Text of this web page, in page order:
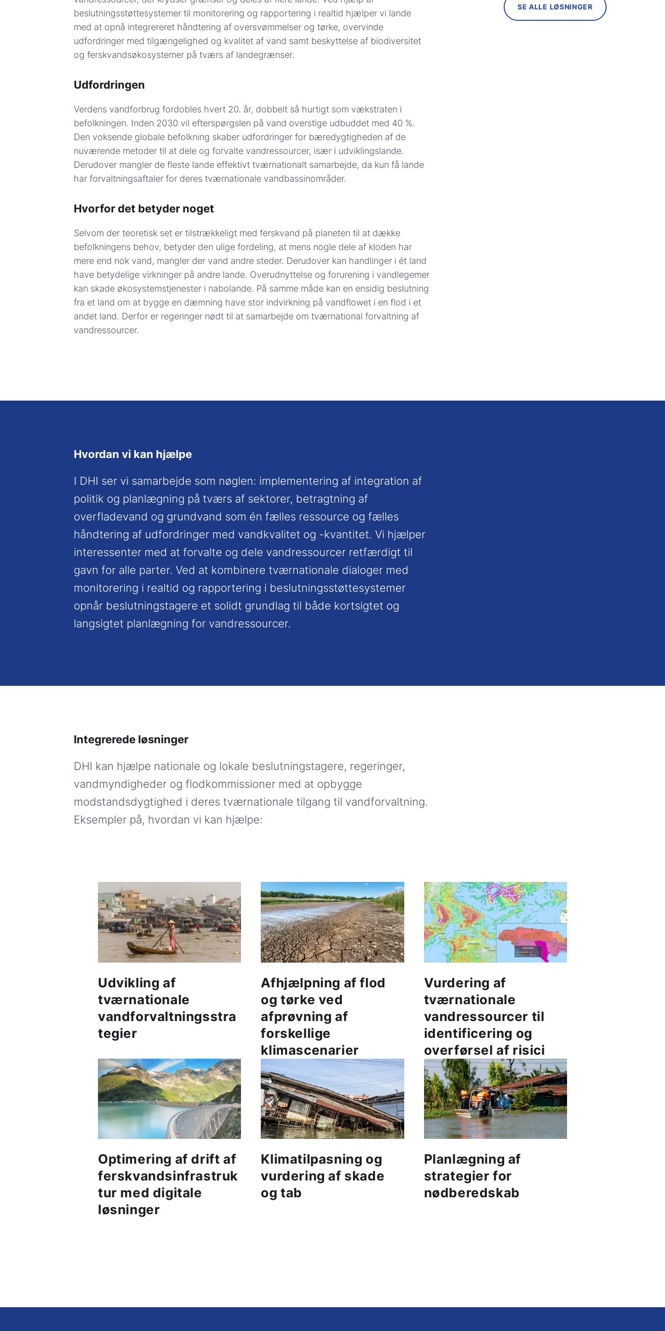
beslutningsstøttesystemer til monitorering og rapportering i realtid hjælper vi lande
med at opnå integrereret håndtering af oversvømmelser og tørke, overvinde
udfordringer med tilgængelighed og kvalitet af vand samt beskyttelse af biodiversitet
og ferskvandsøkosystemer på tværs af landegrænser.
Udfordringen
Verdens vandforbrug fordobles hvert 20. år, dobbelt så hurtigt som vækstraten i
befolkningen. Inden 2030 vil efterspørgslen på vand overstige udbuddet med 40 %.
Den voksende globale befolkning skaber udfordringer for bæredygtigheden af ​​de
nuværende metoder til at dele og forvalte vandressourcer, især i udviklingslande.
Derudover mangler de fleste lande effektivt tværnationalt samarbejde, da kun få lande
har forvaltningsaftaler for deres tværnationale vandbassinområder.
Hvorfor det betyder noget
Selvom der teoretisk set er tilstrækkeligt med ferskvand på planeten til at dække
befolkningens behov, betyder den ulige fordeling, at mens nogle dele af kloden har
mere end nok vand, mangler der vand andre steder. Derudover kan handlinger i ét land
have betydelige virkninger på andre lande. Overudnyttelse og forurening i vandlegemer
kan skade økosystemstjenester i nabolande. På samme måde kan en ensidig beslutning
fra et land om at bygge en dæmning have stor indvirkning på vandflowet i en flod i et
andet land. Derfor er regeringer nødt til at samarbejde om tværnational forvaltning af
vandressourcer.
SE ALLE LØSNINGER
Hvordan vi kan hjælpe
I DHI ser vi samarbejde som nøglen: implementering af integration af
politik og planlægning på tværs af sektorer, betragtning af
overfladevand og grundvand som én fælles ressource og fælles
håndtering af udfordringer med vandkvalitet og -kvantitet. Vi hjælper
interessenter med at forvalte og dele vandressourcer retfærdigt til
gavn for alle parter. Ved at kombinere tværnationale dialoger med
monitorering i realtid og rapportering i beslutningsstøttesystemer
opnår beslutningstagere et solidt grundlag til både kortsigtet og
langsigtet planlægning for vandressourcer.
Integrerede løsninger
DHI kan hjælpe nationale og lokale beslutningstagere, regeringer,
vandmyndigheder og flodkommissioner med at opbygge
modstandsdygtighed i deres tværnationale tilgang til vandforvaltning.
Eksempler på, hvordan vi kan hjælpe:
Udvikling af
tværnationale
vandforvaltningsstra
tegier
Afhjælpning af flod
og tørke ved
afprøvning af
forskellige
klimascenarier
Vurdering af
tværnationale
vandressourcer til
identificering og
overførsel af risici
Optimering af drift af
ferskvandsinfrastruk
tur med digitale
løsninger
Klimatilpasning og
vurdering af skade
og tab
Planlægning af
strategier for
nødberedskab